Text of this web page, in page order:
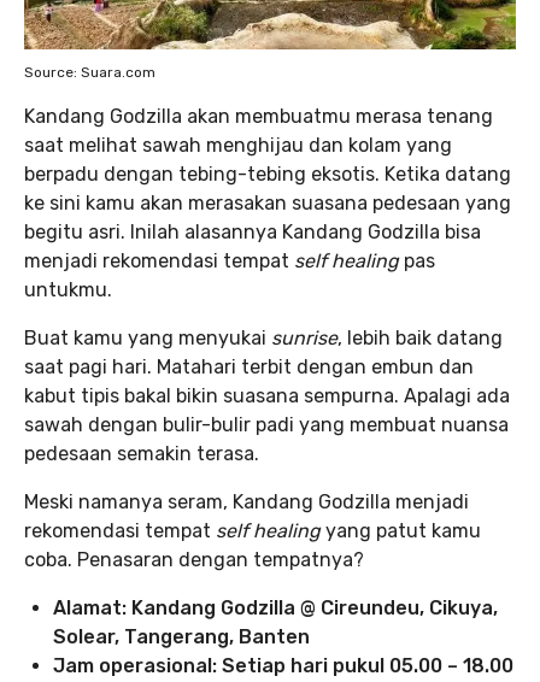
Source: Suara.com
Kandang Godzilla akan membuatmu merasa tenang
saat melihat sawah menghijau dan kolam yang
berpadu dengan tebing-tebing eksotis. Ketika datang
ke sini kamu akan merasakan suasana pedesaan yang
begitu asri. Inilah alasannya Kandang Godzilla bisa
menjadi rekomendasi tempat self healing pas
untukmu.
Buat kamu yang menyukai sunrise, lebih baik datang
saat pagi hari. Matahari terbit dengan embun dan
kabut tipis bakal bikin suasana sempurna. Apalagi ada
sawah dengan bulir-bulir padi yang membuat nuansa
pedesaan semakin terasa.
Meski namanya seram, Kandang Godzilla menjadi
rekomendasi tempat self healingyang patut kamu
coba. Penasaran dengan tempatnya?
Alamat: Kandang Godzilla @ Cireundeu, Cikuya,
Solear, Tangerang, Banten
Jam operasional: Setiap hari pukul 05.00 – 18.00